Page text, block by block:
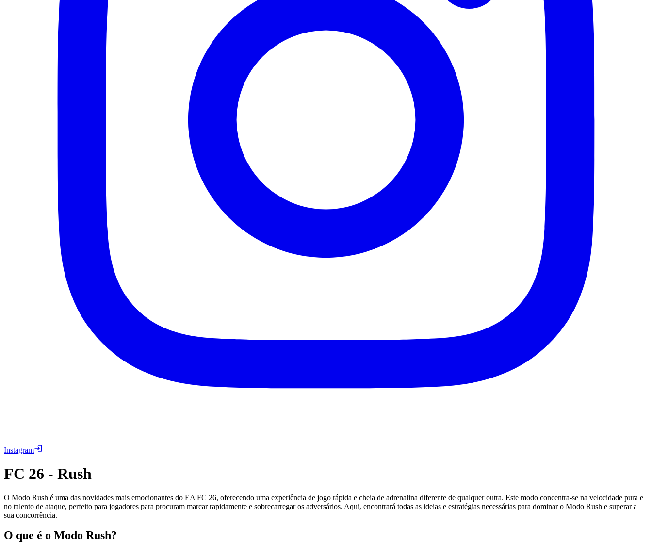
Instagram
FC 26 - Rush
O Modo Rush é uma das novidades mais emocionantes do EA FC 26, oferecendo uma experiência de jogo rápida e cheia de adrenalina diferente de qualquer outra. Este modo concentra-se na velocidade pura e
no talento de ataque, perfeito para jogadores para procuram marcar rapidamente e sobrecarregar os adversários. Aqui, encontrará todas as ideias e estratégias necessárias para dominar o Modo Rush e superar a
sua concorrência.
O que é o Modo Rush?